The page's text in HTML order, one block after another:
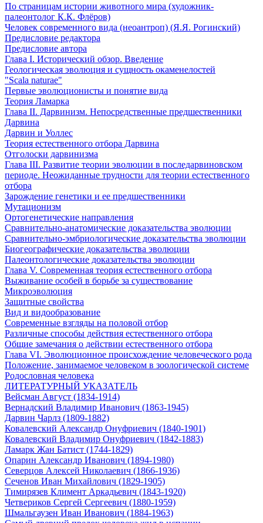
По страницам истории животного мира (художник-
палеонтолог К.К. Флёров)
Человек современного вида (неоантроп) (Я.Я. Рогинский)
Предисловие редактора
Предисловие автора
Глава I. Исторический обзор. Введение
Геологическая эволюция и сущность окаменелостей
"Scala naturae"
Первые эволюционисты и понятие вида
Теория Ламарка
Глава II. Дарвинизм. Непосредственные предшественники
Дарвина
Дарвин и Уоллес
Теория естественного отбора Дарвина
Отголоски дарвинизма
Глава III. Развитие теории эволюции в последарвиновском
периоде. Неожиданные трудности для теории естественного
отбора
Зарождение генетики и ее предшественники
Мутационизм
Ортогенетические направления
Сравнительно-анатомические доказательства эволюции
Сравнительно-эмбриологические доказательства эволюции
Биогеографические доказательства эволюции
Палеонтологические доказательства эволюции
Глава V. Современная теория естественного отбора
Выживание особей в борьбе за существование
Микроэволюция
Защитные свойства
Вид и видообразование
Современные взгляды на половой отбор
Различные способы действия естественного отбора
Общие замечания о действии естественного отбора
Глава VI. Эволюционное происхождение человеческого рода
Положение, занимаемое человеком в зоологической системе
Родословная человека
ЛИТЕРАТУРНЫЙ УКАЗАТЕЛЬ
Вейсман Август (1834-1914)
Вернадский Владимир Иванович (1863-1945)
Дарвин Чарлз (1809-1882)
Ковалевский Александр Онуфриевич (1840-1901)
Ковалевский Владимир Онуфриевич (1842-1883)
Ламарк Жан Батист (1744-1829)
Опарин Александр Иванович (1894-1980)
Северцов Алексей Николаевич (1866-1936)
Сеченов Иван Михайлович (1829-1905)
Тимирязев Климент Аркадьевич (1843-1920)
Четвериков Сергей Сергеевич (1880-1959)
Шмальгаузен Иван Иванович (1884-1963)